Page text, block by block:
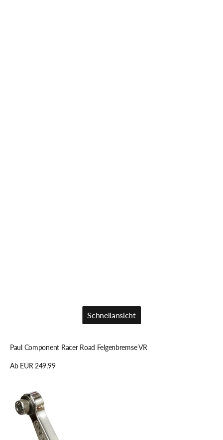
Schnellansicht
Paul Component Racer Road Felgenbremse VR
Regulärer
Ab EUR 249,99
Paul
Component
Touring
Cantilever